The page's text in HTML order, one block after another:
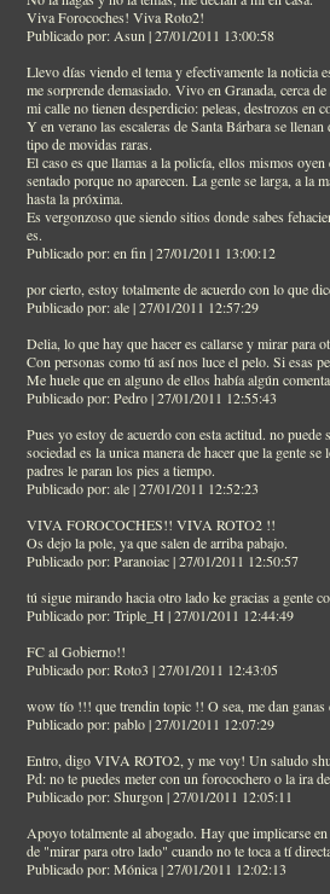
Viva Forocoches! Viva Roto2!
Publicado por: Asun | 27/01/2011 13:00:58
Llevo días viendo el tema y efectivamente la noticia
me sorprende demasiado. Vivo en Granada, cerca
mi calle no tienen desperdicio: peleas, destrozos en
Y en verano las escaleras de Santa Bárbara se
tipo de movidas raras.
El caso es que llamas a la policía, ellos mismos
sentado porque no aparecen. La gente se larga, a la
hasta la próxima.
Es vergonzoso que siendo sitios donde sabes
es.
Publicado por: en fin | 27/01/2011 13:00:12
por cierto, estoy totalmente de acuerdo con lo que
Publicado por: ale | 27/01/2011 12:57:29
Delia, lo que hay que hacer es callarse y mirar para
Con personas como tú así nos luce el pelo. Si esas
Me huele que en alguno de ellos había algún
Publicado por: Pedro | 27/01/2011 12:55:43
Pues yo estoy de acuerdo con esta actitud. no
sociedad es la unica manera de hacer que la gente
padres le paran los pies a tiempo.
Publicado por: ale | 27/01/2011 12:52:23
VIVA FOROCOCHES!! VIVA ROTO2 !!
Os dejo la pole, ya que salen de arriba pabajo.
Publicado por: Paranoiac | 27/01/2011 12:50:57
tú sigue mirando hacia otro lado ke gracias a gente
Publicado por: Triple_H | 27/01/2011 12:44:49
FC al Gobierno!!
Publicado por: Roto3 | 27/01/2011 12:43:05
wow tío !!! que trendin topic !! O sea, me dan ganas
Publicado por: pablo | 27/01/2011 12:07:29
Entro, digo VIVA ROTO2, y me voy! Un saludo
Pd: no te puedes meter con un forocochero o la ira
Publicado por: Shurgon | 27/01/2011 12:05:11
Apoyo totalmente al abogado. Hay que implicarse
de "mirar para otro lado" cuando no te toca a tí
Publicado por: Mónica | 27/01/2011 12:02:13